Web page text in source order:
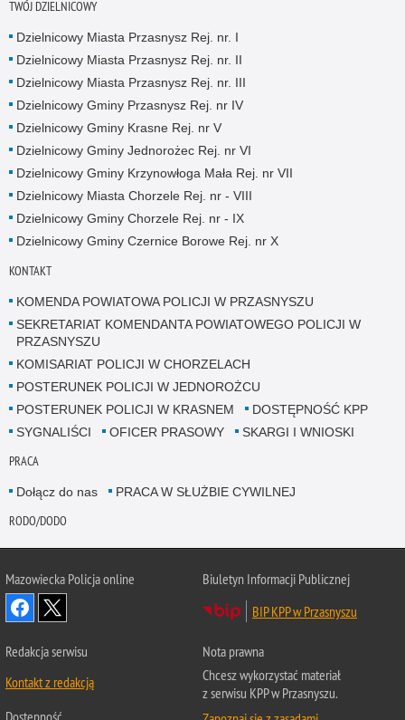
TWÓJ DZIELNICOWY
Dzielnicowy Miasta Przasnysz Rej. nr. I
Dzielnicowy Miasta Przasnysz Rej. nr. II
Dzielnicowy Miasta Przasnysz Rej. nr. III
Dzielnicowy Gminy Przasnysz Rej. nr IV
Dzielnicowy Gminy Krasne Rej. nr V
Dzielnicowy Gminy Jednorożec Rej. nr VI
Dzielnicowy Gminy Krzynowłoga Mała Rej. nr VII
Dzielnicowy Miasta Chorzele Rej. nr - VIII
Dzielnicowy Gminy Chorzele Rej. nr - IX
Dzielnicowy Gminy Czernice Borowe Rej. nr X
KONTAKT
KOMENDA POWIATOWA POLICJI W PRZASNYSZU
SEKRETARIAT KOMENDANTA POWIATOWEGO POLICJI W
PRZASNYSZU
KOMISARIAT POLICJI W CHORZELACH
POSTERUNEK POLICJI W JEDNOROŻCU
POSTERUNEK POLICJI W KRASNEM
DOSTĘPNOŚĆ KPP
SYGNALIŚCI
OFICER PRASOWY SKARGI I WNIOSKI
PRACA
Dołącz do nas PRACA W SŁUŻBIE CYWILNEJ
RODO/DODO
Mazowiecka Policja online
Biuletyn Informacji Publicznej
BIP KPP w Przasnyszu
Redakcja serwisu
Kontakt z redakcją
Nota prawna
Chcesz wykorzystać materiał
z serwisu KPP w Przasnyszu.